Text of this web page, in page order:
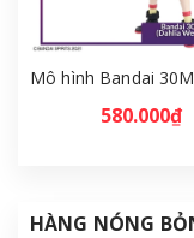
580.000₫
HÀNG NÓNG